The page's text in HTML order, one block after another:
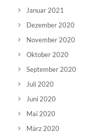
Januar 2021
Dezember 2020
November 2020
Oktober 2020
September 2020
Juli 2020
Juni 2020
Mai 2020
März 2020